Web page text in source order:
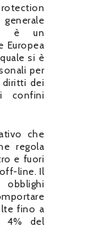
generale
è un
Europea
si è
per
diritti dei
confini
che
regola
e fuori
line. Il
fino a
4% del